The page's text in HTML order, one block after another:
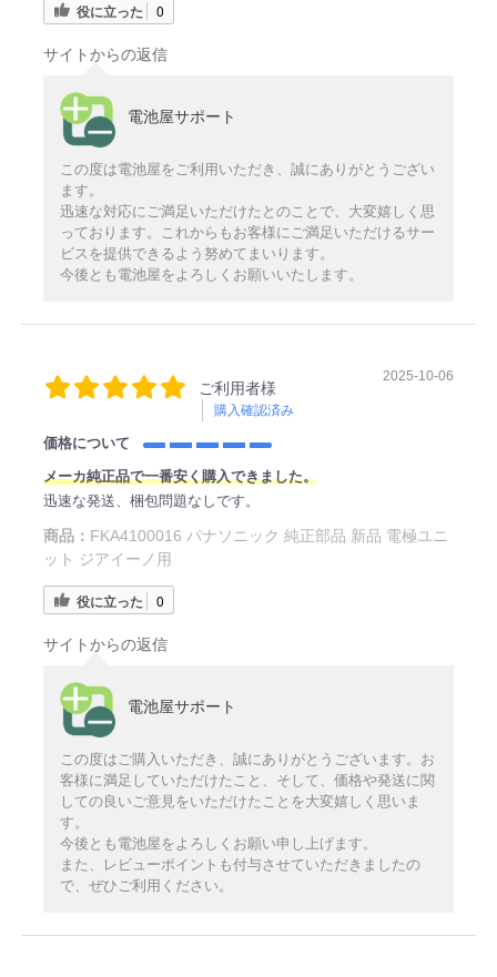
役に立った 0
サイトからの返信
電池屋サポート
この度は電池屋をご利用いただき、誠にありがとうござい
ます。
迅速な対応にご満足いただけたとのことで、大変嬉しく思
っております。これからもお客様にご満足いただけるサー
ビスを提供できるよう努めてまいります。
今後とも電池屋をよろしくお願いいたします。
ご利用者様
購入確認済み
2025-10-06
価格について
メーカ純正品で一番安く購入できました。
迅速な発送、梱包問題なしです。
商品： FKA4100016 パナソニック 純正部品 新品 電極ユニ
ット ジアイーノ用
役に立った 0
サイトからの返信
電池屋サポート
この度はご購入いただき、誠にありがとうございます。お
客様に満足していただけたこと、そして、価格や発送に関
しての良いご意見をいただけたことを大変嬉しく思いま
す。
今後とも電池屋をよろしくお願い申し上げます。
また、レビューポイントも付与させていただきましたの
で、ぜひご利用ください。